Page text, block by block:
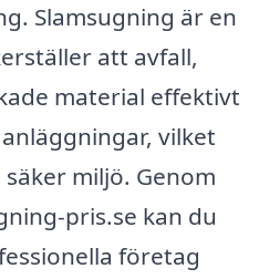
Slamsugning är en
att avfall,
material effektivt
vilket
miljö. Genom
pris.se kan du
företag